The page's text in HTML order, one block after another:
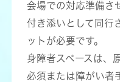
会場での対応準備さ
付き添いとして同行
ットが必要です。
身障者スペースは、
必須または障がい者